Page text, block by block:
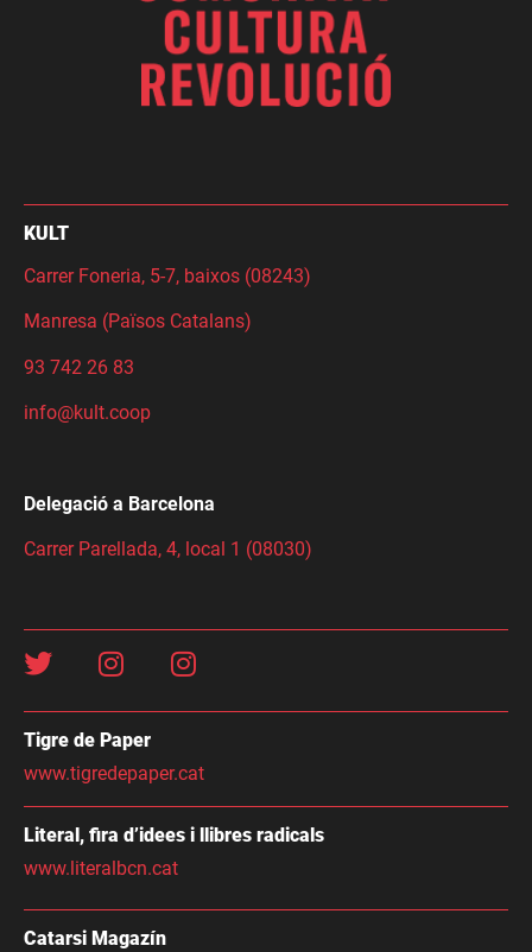
KULT
Carrer Foneria, 5-7, baixos (08243)
Manresa (Països Catalans)
93 742 26 83
info@kult.coop
Delegació a Barcelona
Carrer Parellada, 4, local 1 (08030)
Tigre de Paper
www.tigredepaper.cat
Literal, fira d’idees i llibres radicals
www.literalbcn.cat
Catarsi Magazín